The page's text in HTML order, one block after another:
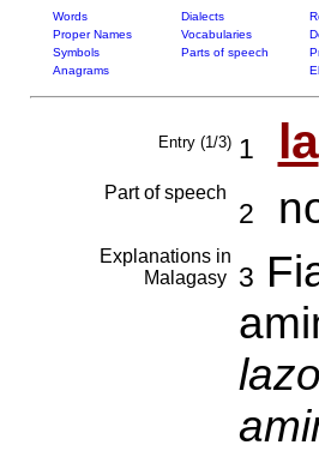
Words Dialects
Proper Names
Vocabularies
Symbols
Parts of speech
Anagrams
Entry (1/3) 1 la
Part of speech
2
Explanations in
Malagasy
3